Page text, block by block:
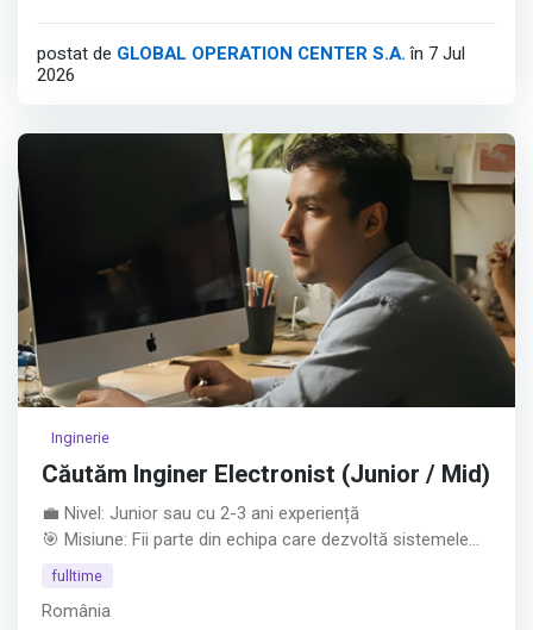
postat de GLOBAL OPERATION CENTER S.A. în 7 Jul
2026
Inginerie
Căutăm Inginer Electronist (Junior / Mid)
💼 Nivel: Junior sau cu 2-3 ani experiență
🎯 Misiune: Fii parte din echipa care dezvoltă sistemele
electronice ale unora dintre cele mai precise aparaturi de
Ce așteptăm de la tine: • Studii superioare în Electronică,
fulltime
România